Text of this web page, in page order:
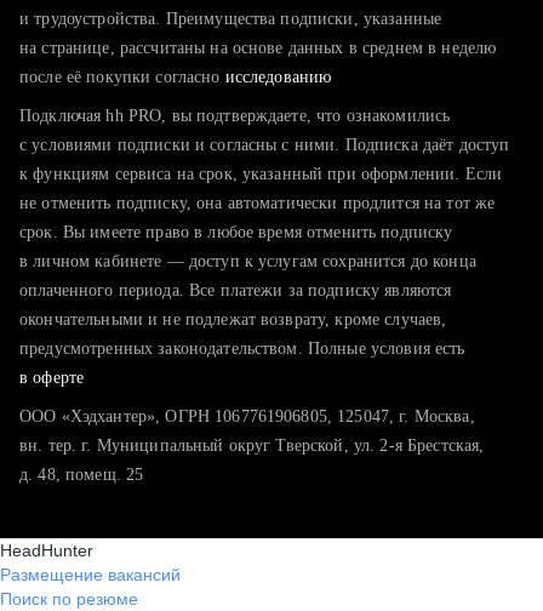
тратите много времени на поиск и вручную поднимаете
хотите сравнить себя с конкурентами и оценить шансы
и трудоустройства. Преимущества подписки, указанные
на странице, рассчитаны на основе данных в среднем в неделю
после её покупки согласно исследованию
Подключая hh PRO, вы подтверждаете, что ознакомились
с условиями подписки и согласны с ними. Подписка даёт доступ
к функциям сервиса на срок, указанный при оформлении. Если
не отменить подписку, она автоматически продлится на тот же
срок. Вы имеете право в любое время отменить подписку
в личном кабинете — доступ к услугам сохранится до конца
оплаченного периода. Все платежи за подписку являются
окончательными и не подлежат возврату, кроме случаев,
предусмотренных законодательством. Полные условия есть
в оферте
ООО «Хэдхантер», ОГРН 1067761906805, 125047, г. Москва,
вн. тер. г. Муниципальный округ Тверской, ул. 2-я Брестская,
д. 48, помещ. 25
HeadHunter
Размещение вакансий
Поиск по резюме